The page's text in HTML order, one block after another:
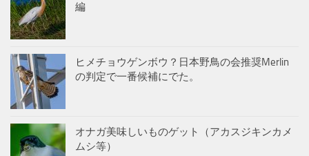
編
ヒメチョウゲンボウ？日本野鳥の会推奨Merlin
の判定で一番候補にでた。
オナガ美味しいものゲット（アカスジキンカメ
ムシ等）